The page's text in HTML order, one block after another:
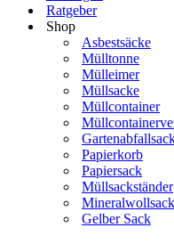
Ratgeber
Shop
Asbestsäcke
Mülltonne
Mülleimer
Müllsacke
Müllcontainer
Papierkorb
Papiersack
Müllsackständer
Mineralwollsack
Gelber Sack